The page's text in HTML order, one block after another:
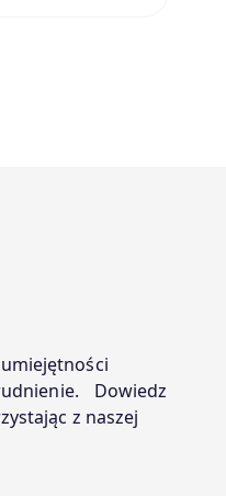
Dowiedz
z naszej